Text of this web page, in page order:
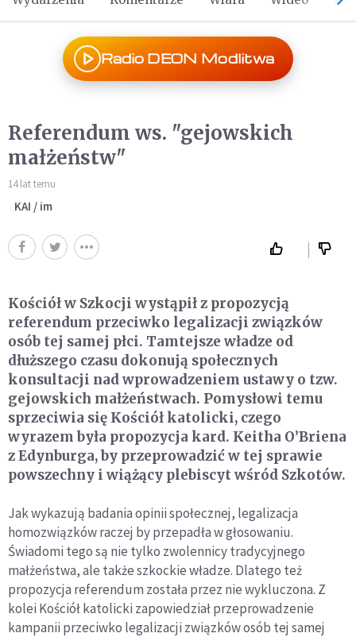
Radio DEON Modlitwa
Referendum ws. "gejowskich
małżeństw"
14 lat temu
KAI / im
Kościół w Szkocji wystąpił z propozycją
referendum przeciwko legalizacji związków
osób tej samej płci. Tamtejsze władze od
dłuższego czasu dokonują społecznych
konsultacji nad wprowadzeniem ustawy o tzw.
gejowskich małżeństwach. Pomysłowi temu
sprzeciwia się Kościół katolicki, czego
wyrazem była propozycja kard. Keitha O’Briena
z Edynburga, by przeprowadzić w tej sprawie
powszechny i wiążący plebiscyt wśród Szkotów.
Jak wykazują badania opinii społecznej, legalizacja
homozwiązków raczej by przepadła w głosowaniu.
Świadomi tego są nie tylko zwolennicy tradycyjnego
małżeństwa, ale także szkockie władze. Dlatego też
propozycja referendum została przez nie wykluczona. Z
kolei Kościół katolicki zapowiedział przeprowadzenie
kampanii przeciwko legalizacji związków osób tej samej